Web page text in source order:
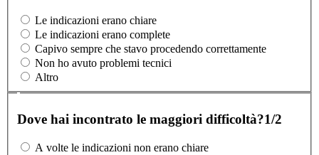
Le indicazioni erano chiare
Le indicazioni erano complete
Capivo sempre che stavo procedendo correttamente
Non ho avuto problemi tecnici
Altro
Dove hai incontrato le maggiori difficoltà?1/2
A volte le indicazioni non erano chiare